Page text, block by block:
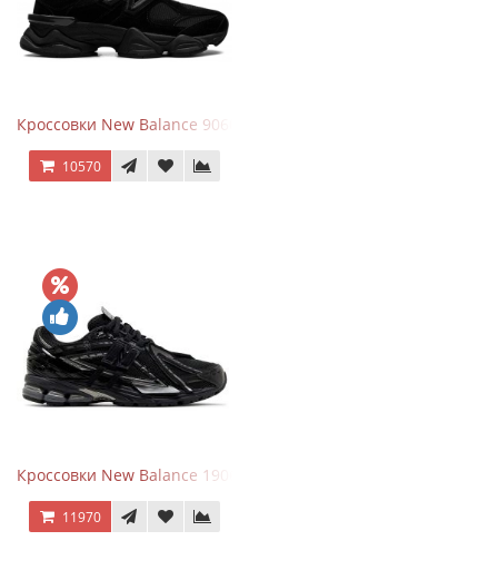
Кроссовки New Balance 9060 Triple Black
10570
Кроссовки New Balance 1906A Black Silver
11970